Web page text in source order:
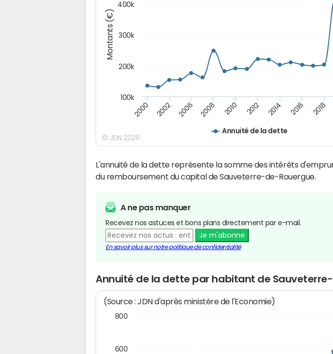
Montants (€)
Annuité de la dette
2000 2002 2006 2008 2010 2012 2014 2016 2018
100k
200k
300k
400k
© JDN 2026
L'annuité de la dette représente la somme des intérêts
du remboursement du capital de Sauveterre-de-Rouergue.
A ne pas manquer
Recevez nos astuces et bons plans directement par e-mail.
Je m'abonne
En savoir plus sur notre politique de confidentialité
Annuité de la dette par habitant de
(Source : JDN d'après ministère de l'Economie)
600
800